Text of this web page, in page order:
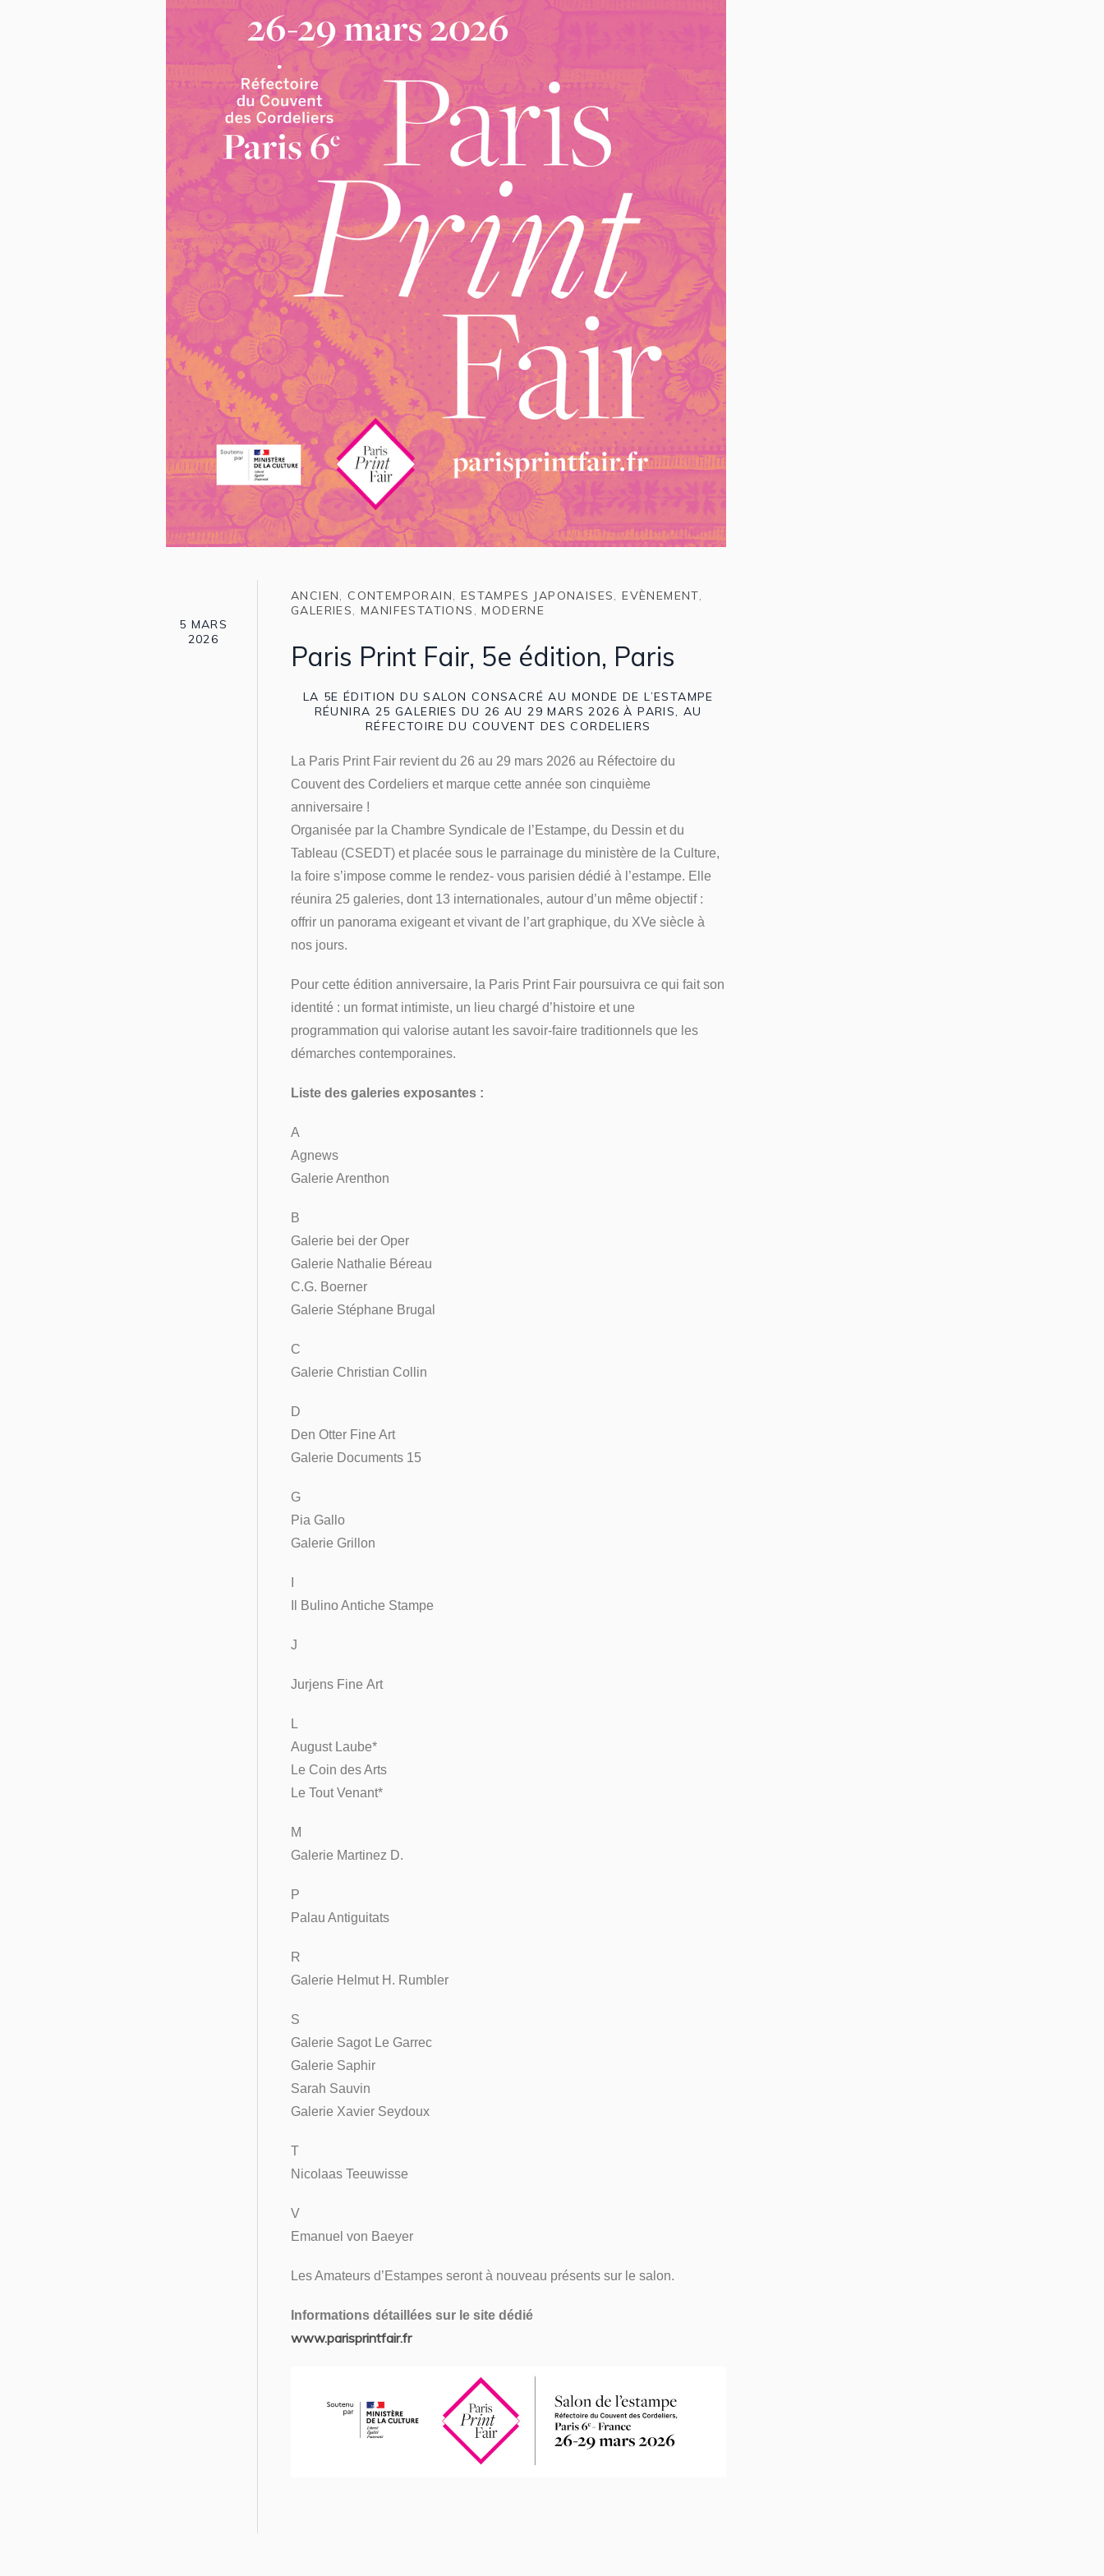
5 MARS
2026
ANCIEN, CONTEMPORAIN, ESTAMPES JAPONAISES,EVÈNEMENT,
GALERIES,MANIFESTATIONS ,MODERNE
Paris Print Fair, 5e édition, Paris
LA 5E ÉDITION DU SALON CONSACRÉ AU MONDE DE L’ESTAMPE
RÉUNIRA 25 GALERIES DU 26 AU 29 MARS 2026 À PARIS, AU
RÉFECTOIRE DU COUVENT DES CORDELIERS
La Paris Print Fair revient du 26 au 29 mars 2026 au Réfectoire du
Couvent des Cordeliers et marque cette année son cinquième
anniversaire !
Organisée par la Chambre Syndicale de l’Estampe, du Dessin et du
Tableau (CSEDT) et placée sous le parrainage du ministère de la Culture,
la foire s’impose comme le rendez- vous parisien dédié à l’estampe. Elle
réunira 25 galeries, dont 13 internationales, autour d’un même objectif :
offrir un panorama exigeant et vivant de l’art graphique, du XVe siècle à
nos jours.
Pour cette édition anniversaire, la Paris Print Fair poursuivra ce qui fait son
identité : un format intimiste, un lieu chargé d’histoire et une
programmation qui valorise autant les savoir-faire traditionnels que les
démarches contemporaines.
Liste des galeries exposantes :
A
Agnews
Galerie Arenthon
B
Galerie bei der Oper
Galerie Nathalie Béreau
C.G. Boerner
Galerie Stéphane Brugal
C
Galerie Christian Collin
D
Den Otter Fine Art
Galerie Documents 15
G
Pia Gallo
Galerie Grillon
Il Bulino Antiche Stampe
J
Jurjens Fine Art
L
August Laube*
Le Coin des Arts
Le Tout Venant*
M
Galerie Martinez D.
P
Palau Antiguitats
R
Galerie Helmut H. Rumbler
S
Galerie Sagot Le Garrec
Galerie Saphir
Sarah Sauvin
Galerie Xavier Seydoux
T
Nicolaas Teeuwisse
V
Emanuel von Baeyer
Les Amateurs d’Estampes seront à nouveau présents sur le salon.
Informations détaillées sur le site dédié
www.parisprintfair.fr